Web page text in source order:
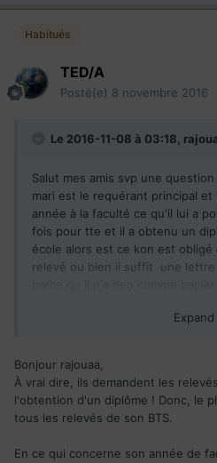
Habitués
TED/A
Posté(e) 8 novembre 2016
Le 2016-11-08 à 03:18,
Salut mes amis svp une
mari est le requérant principal et
année à la faculté ce qu'il lui a
fois pour tte et il a obtenu un
école alors est ce kon est
relevé ou bien il suffit une lettre
si dieu le souhaite (je sais kil
alors koi faire ?!!!?
Expand
Bonjour rajouaa,
À vrai dire, ils demandent les
l'obtention d'un diplôme ! Donc, le
tous les relevés de son BTS.
En ce qui concerne son année de